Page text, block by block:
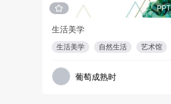
PPT
生活美学
生活美学 自然生活 艺术馆
葡萄成熟时